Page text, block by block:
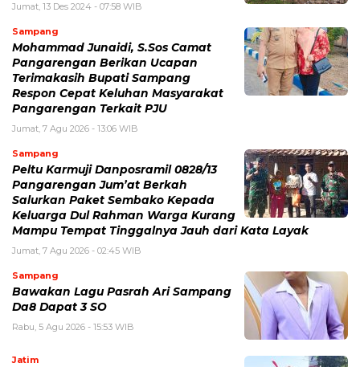
Jumat, 13 Des 2024 - 07:58 WIB
Sampang
Mohammad Junaidi, S.Sos Camat
Pangarengan Berikan Ucapan
Terimakasih Bupati Sampang
Respon Cepat Keluhan Masyarakat
Pangarengan Terkait PJU
Jumat, 7 Agu 2026 - 13:06 WIB
Sampang
Peltu Karmuji Danposramil 0828/13
Pangarengan Jum’at Berkah
Salurkan Paket Sembako Kepada
Keluarga Dul Rahman Warga Kurang
Mampu Tempat Tinggalnya Jauh dari Kata Layak
Jumat, 7 Agu 2026 - 02:45 WIB
Sampang
Bawakan Lagu Pasrah Ari Sampang
Da8 Dapat 3 SO
Rabu, 5 Agu 2026 - 15:53 WIB
Jatim